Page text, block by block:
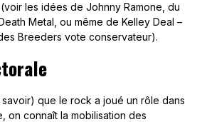
les idées de Johnny Ramone, du
Metal, ou même de Kelley Deal –
Breeders vote conservateur).
savoir) que le rock a joué un rôle dans
on connaît la mobilisation des